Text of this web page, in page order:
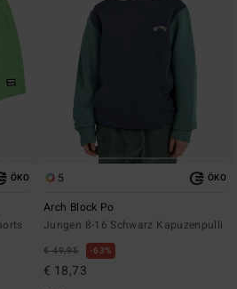
ÖKO 5 ÖKO
Arch Block Po
Jungen 8-16 Schwarz Kapuzenpulli
€ 49,95 63%
€ 18,73